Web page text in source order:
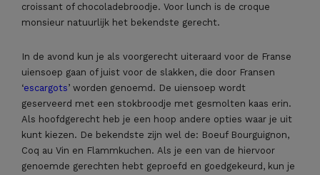
croissant of chocoladebroodje. Voor lunch is de croque
monsieur natuurlijk het bekendste gerecht.
In de avond kun je als voorgerecht uiteraard voor de Franse
uiensoep gaan of juist voor de slakken, die door Fransen
‘escargots’ worden genoemd. De uiensoep wordt
geserveerd met een stokbroodje met gesmolten kaas erin.
Als hoofdgerecht heb je een hoop andere opties waar je uit
kunt kiezen. De bekendste zijn wel de: Boeuf Bourguignon,
Coq au Vin en Flammkuchen. Als je een van de hiervoor
genoemde gerechten hebt geproefd en goedgekeurd, kun je